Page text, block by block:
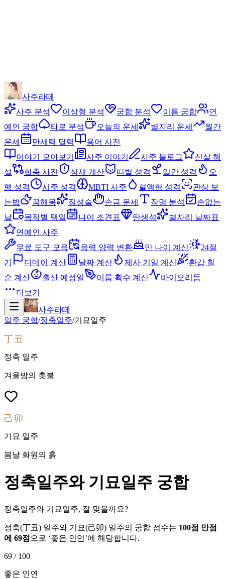
사주라떼
사주 분석
이상형 분석 궁합 분석 이름 궁합
연
예인 궁합
타로 분석 오늘의 운세 별자리 운세
월간
운세
만세력 달력
용어 사전
이야기 모아보기
사주 이야기 사주 블로그
신살 해
설
합충 사전 삼재 계산 띠별 성격 일간 성격
오
행 성격
시주 성격 MBTI 사주 혈액형 성격
관상 보
는법
꿈해몽 점성술 손금 운세 작명 분석
손없는
날
목적별 택일 나이 조견표 탄생석
별자리 날짜표
연예인 사주
무료 도구 모음
음력 양력 변환 만 나이 계산
24절
기
디데이 계산 날짜 계산 제사 기일 계산
환갑 칠
순 계산
출산 예정일 이름 획수 계산
바이오리듬
더보기
사주라떼
일주 궁합/정축일주/기묘 일주
丁丑
정축 일주
겨울밤의 촛불
己卯
기묘 일주
봄날 화원의 흙
정축일주와 기묘일주 궁합
정축일주와 기묘일주, 잘 맞을까요?
정축(丁丑) 일주와 기묘(己卯) 일주의 궁합 점수는 100점 만점
에 69점 으로 ‘좋은 인연 ’에 해당합니다.
69 / 100
좋은 인연